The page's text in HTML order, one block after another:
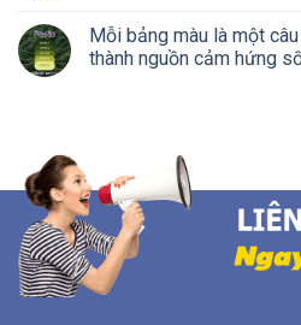
Mỗi bảng màu là một
thành nguồn cảm hứng